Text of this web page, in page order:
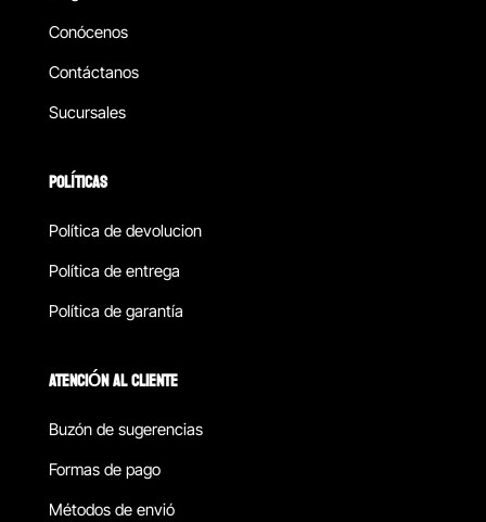
Conócenos
Contáctanos
Sucursales
POLÍTICAS
Política de devolucion
Política de entrega
Política de garantía
ATENCIÓN AL CLIENTE
Buzón de sugerencias
Formas de pago
Métodos de envió